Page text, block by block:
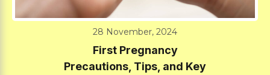
28 November, 2024
First Pregnancy
Precautions, Tips, and Key